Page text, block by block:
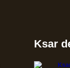
Ksar